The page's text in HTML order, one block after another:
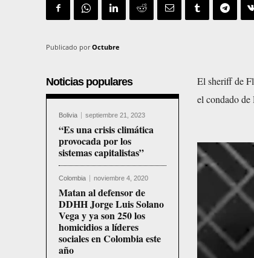
Publicado por Octubre
Noticias populares
Bolivia septiembre 21, 2023
“Es una crisis climática
provocada por los
sistemas capitalistas”
Colombia noviembre 4, 2020
Matan al defensor de
DDHH Jorge Luis Solano
Vega y ya son 250 los
homicidios a líderes
sociales en Colombia este
año
El sheriff de
el condado de
R
e
r
o
d